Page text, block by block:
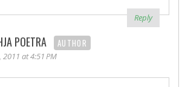
Reply
POETRA AUTHOR
2011 at 4:51 PM